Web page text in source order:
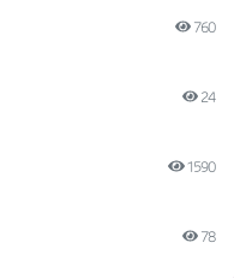
760
24
1590
78